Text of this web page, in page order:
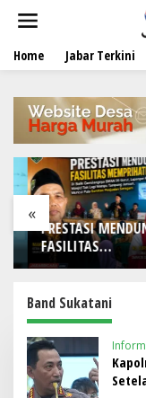
t
Home Jabar Terkini
«
PRESTASI
FASILITAS
MEMPRIHATINKAN!
Garut, Lapangan Hoki
Rusak, Masjid Tak
Mampu Tampung
Penjualan Seragam
Jadi Sorotan
Band Sukatani